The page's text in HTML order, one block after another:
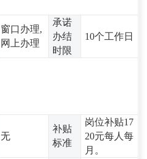
窗口办理,
网上办理
承诺
办结
时限
10个工作日
无
补贴
标准
岗位补贴17
20元每人每
月。